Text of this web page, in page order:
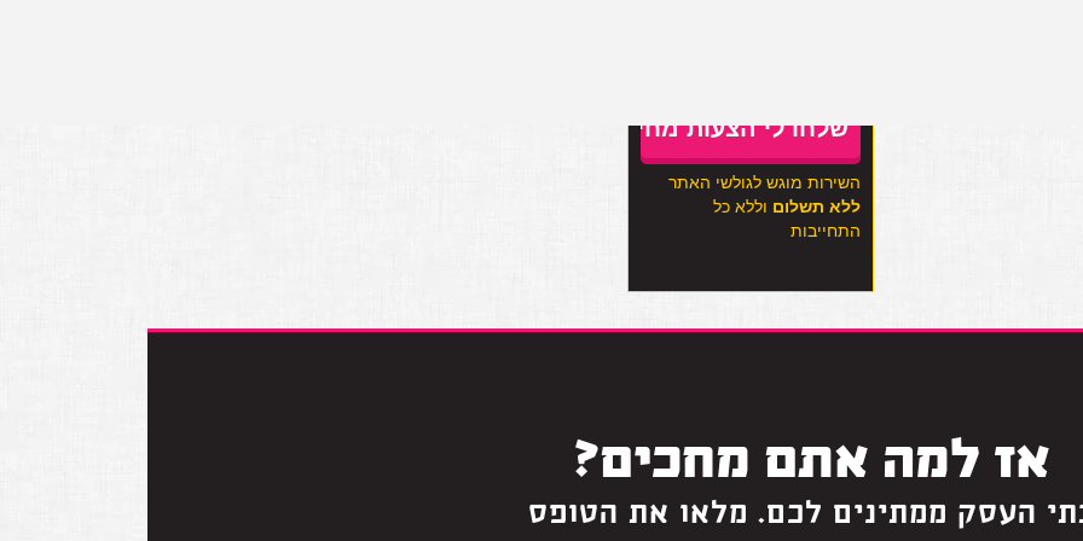
השירות מוגש לגולשי האתר
ללא תשלום וללא כל
התחייבות
אז למה אתם מחכים?
העסק ממתינים לכם. מלאו את הטופס